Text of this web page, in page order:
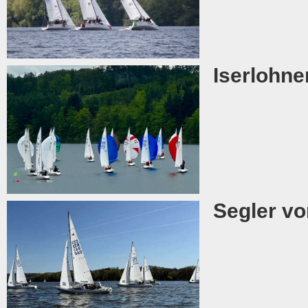
Segler